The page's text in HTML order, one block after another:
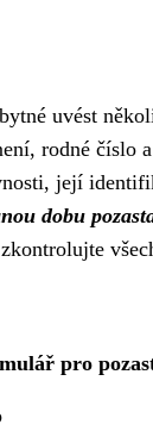
uvést
rodné číslo
její
dobu
pro